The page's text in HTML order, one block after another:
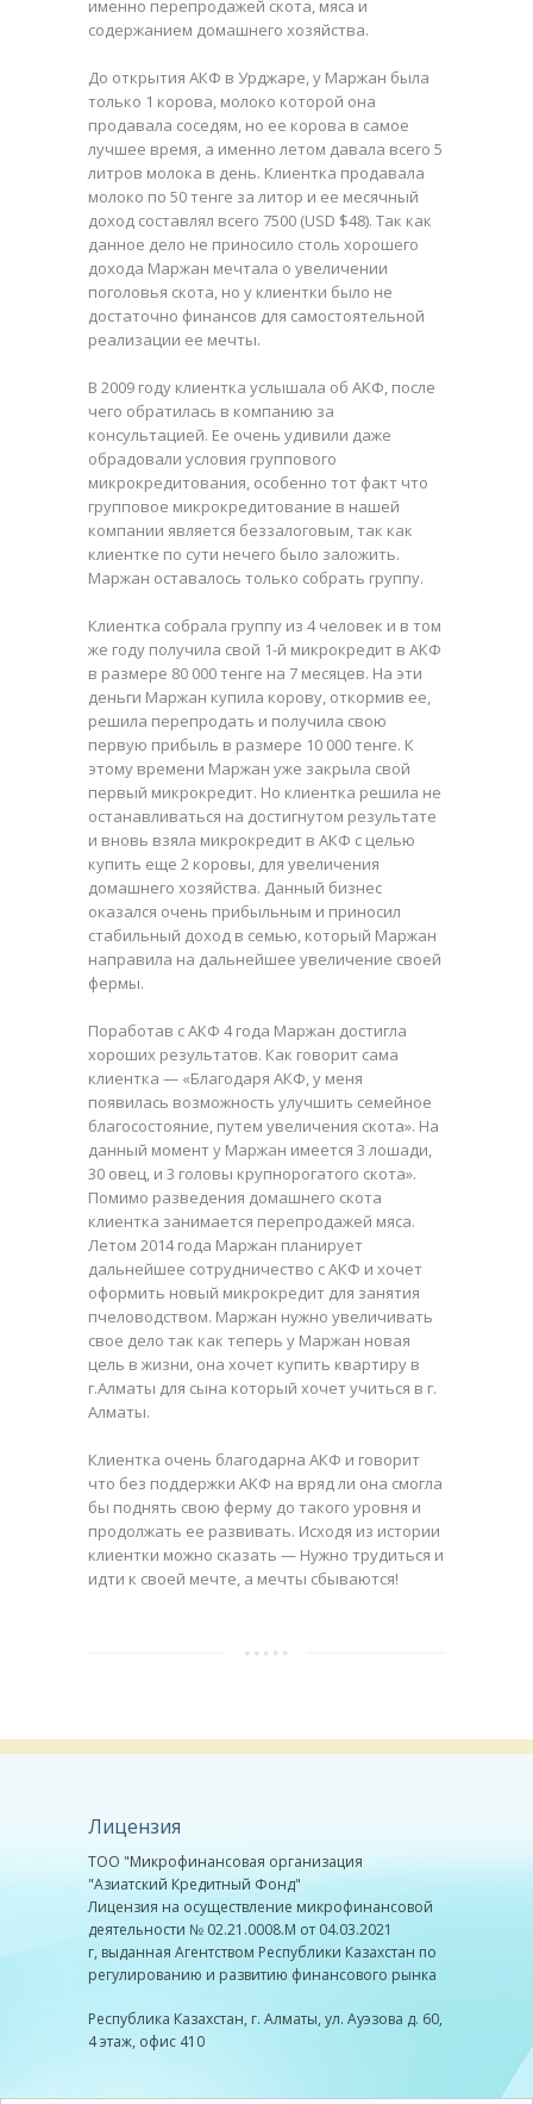
именно перепродажей скота, мяса и
содержанием домашнего хозяйства.
До открытия АКФ в Урджаре, у Маржан была
только 1 корова, молоко которой она
продавала соседям, но ее корова в самое
лучшее время, а именно летом давала всего 5
литров молока в день. Клиентка продавала
молоко по 50 тенге за литор и ее месячный
доход составлял всего 7500 (USD $48). Так как
данное дело не приносило столь хорошего
дохода Маржан мечтала о увеличении
поголовья скота, но у клиентки было не
достаточно финансов для самостоятельной
реализации ее мечты.
В 2009 году клиентка услышала об АКФ, после
чего обратилась в компанию за
консультацией. Ее очень удивили даже
обрадовали условия группового
микрокредитования, особенно тот факт что
группoвое микрокредитование в нашей
компании является беззалоговым, так как
клиентке по сути нечего было заложить.
Маржан оставалось только собрать группу.
Клиентка собрала группу из 4 человек и в том
же году получила свой 1-й микрокредит в АКФ
в размере 80 000 тенге на 7 месяцев. На эти
деньги Маржан купила корову, откормив ее,
решила перепродать и получила свою
первую прибыль в размере 10 000 тенге. К
этому времени Маржан уже закрыла свой
первый микрокредит. Но клиентка решила не
останавливаться на достигнутом результате
и вновь взяла микрокредит в АКФ с целью
купить еще 2 коровы, для увеличения
домашнего хозяйства. Данный бизнес
оказался очень прибыльным и приносил
стабильный доход в семью, который Маржан
направила на дальнейшее увеличение своей
фермы.
Поработав с АКФ 4 года Маржан достигла
хороших результатов. Как говорит сама
клиентка — «Благодаря АКФ, у меня
появилась возможность улучшить семейное
благосостояние, путем увеличения скота». На
данный момент у Маржан имеется 3 лошади,
30 овец, и 3 головы крупнорогатого скота».
Помимо разведения домашнего скота
клиентка занимается перепродажей мяса.
Летом 2014 года Маржан планирует
дальнейшее сотрудничество с АКФ и хочет
оформить новый микрокредит для занятия
пчеловодством. Маржан нужно увеличивать
свое дело так как теперь у Маржан новая
цель в жизни, она хочет купить квартиру в
г.Алматы для сына который хочет учиться в г.
Алматы.
Клиентка очень благодарна АКФ и говорит
что без поддержки АКФ на вряд ли она смогла
бы поднять свою ферму до такого уровня и
продолжать ее развивать. Исходя из истории
клиентки можно сказать — Нужно трудиться и
идти к своей мечте, а мечты сбываются!
Лицензия
ТОО "Микрофинансовая организация
"Азиатский Кредитный Фонд"
Лицензия на осуществление микрофинансовой
деятельности № 02.21.0008.М от 04.03.2021
г, выданная Агентством Республики Казахстан по
регулированию и развитию финансового рынка
Республика Казахстан, г. Алматы, ул. Ауэзова д. 60,
4 этаж, офис 410